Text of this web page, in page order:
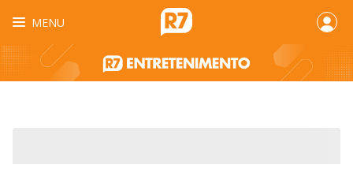
MENU